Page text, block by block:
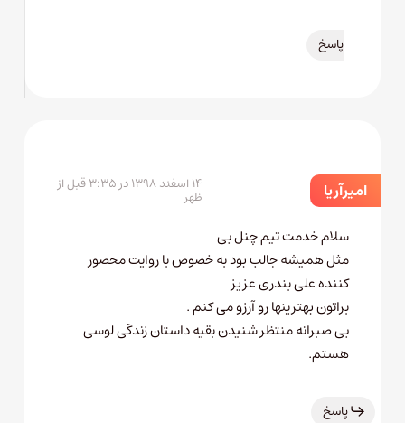
پاسخ
امیر آریا ۱۴ اسفند ۱۳۹۸ در ۳:۳۵ قبل از
ظهر
سلام خدمت تیم چنل بی
مثل همیشه جالب بود به خصوص با روایت محصور
کننده علی بندری عزیز
براتون بهترینها رو آرزو می کنم .
بی صبرانه منتظر شنیدن بقیه داستان زندگی لوسی
هستم.
پاسخ